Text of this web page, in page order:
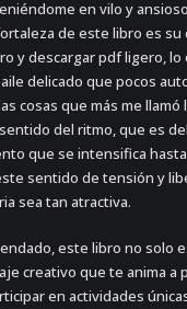
en vilo y
de este libro es su
y descargar pdf ligero, lo
delicado que pocos
cosas que más me
del ritmo, que es
que se intensifica
sentido de tensión y
sea tan atractiva.
este libro no solo
creativo que te anima a
en actividades